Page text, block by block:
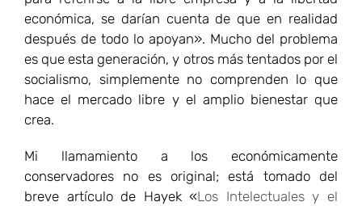
económica, se darían cuenta de que en realidad
después de todo lo apoyan». Mucho del problema
es que esta generación, y otros más tentados por el
socialismo, simplemente no comprenden lo que
hace el mercado libre y el amplio bienestar que
crea.
Mi llamamiento a los económicamente
conservadores no es original; está tomado del
breve artículo de Hayek «Los Intelectuales y el